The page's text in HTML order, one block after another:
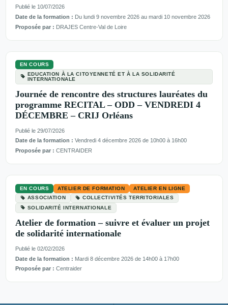
Publié le 10/07/2026
Date de la formation : Du lundi 9 novembre 2026 au mardi 10 novembre 2026
Proposée par : DRAJES Centre-Val de Loire
EN COURS
EDUCATION À LA CITOYENNETÉ ET À LA SOLIDARITÉ
INTERNATIONALE
Journée de rencontre des structures lauréates du
programme RECITAL – ODD – VENDREDI 4
DÉCEMBRE – CRIJ Orléans
Publié le 29/07/2026
Date de la formation : Vendredi 4 décembre 2026 de 10h00 à 16h00
Proposée par : CENTRAIDER
EN COURS ATELIER DE FORMATION
ATELIER EN LIGNE
ASSOCIATION
COLLECTIVITÉS TERRITORIALES
SOLIDARITÉ INTERNATIONALE
Atelier de formation – suivre et évaluer un projet
de solidarité internationale
Publié le 02/02/2026
Date de la formation : Mardi 8 décembre 2026 de 14h00 à 17h00
Proposée par : Centraider